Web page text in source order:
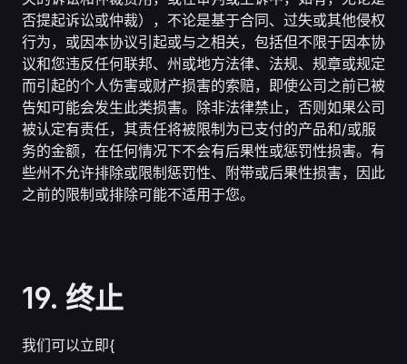
否提起诉讼或仲裁），不论是基于合同、过失或其他侵权
行为，或因本协议引起或与之相关，包括但不限于因本协
议和您违反任何联邦、州或地方法律、法规、规章或规定
而引起的个人伤害或财产损害的索赔，即使公司之前已被
告知可能会发生此类损害。除非法律禁止，否则如果公司
被认定有责任，其责任将被限制为已支付的产品和/或服
务的金额，在任何情况下不会有后果性或惩罚性损害。有
些州不允许排除或限制惩罚性、附带或后果性损害，因此
之前的限制或排除可能不适用于您。
19. 终止
我们可以立即{